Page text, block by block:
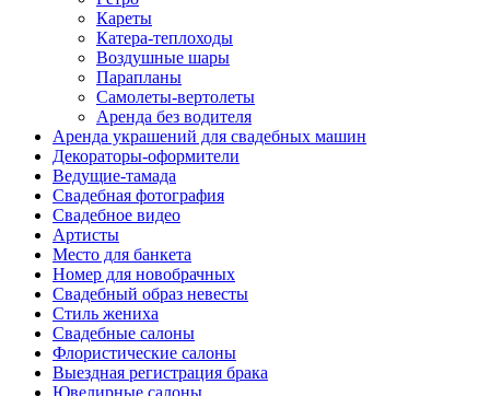
Кареты
Катера-теплоходы
Воздушные шары
Парапланы
Самолеты-вертолеты
Аренда без водителя
Аренда украшений для свадебных машин
Декораторы-оформители
Ведущие-тамада
Свадебная фотография
Свадебное видео
Артисты
Место для банкета
Номер для новобрачных
Свадебный образ невесты
Стиль жениха
Свадебные салоны
Флористические салоны
Выездная регистрация брака
Ювелирные салоны